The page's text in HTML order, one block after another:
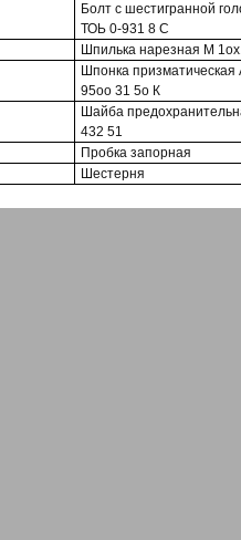
Болт с шестигранной
ТОЬ 0-931 8 С
Шпилька нарезная М
Шпонка
95оо 31 5о К
Шайба
432 51
Пробка запорная
Шестерня